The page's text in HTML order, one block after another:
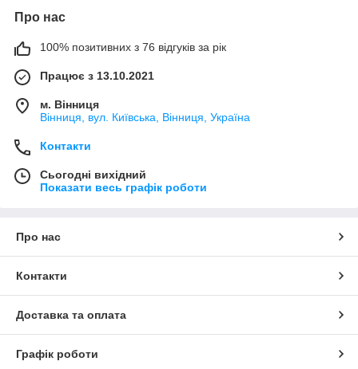
Про нас
100% позитивних з 76 відгуків за рік
Працює з 13.10.2021
м. Вінниця
Вінниця, вул. Київська, Вінниця, Україна
Контакти
Сьогодні вихідний
Показати весь графік роботи
Про нас
Контакти
Доставка та оплата
Графік роботи